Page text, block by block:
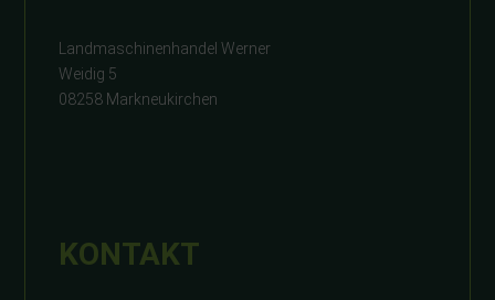
Landmaschinenhandel Werner
Weidig 5
08258 Markneukirchen
KONTAKT